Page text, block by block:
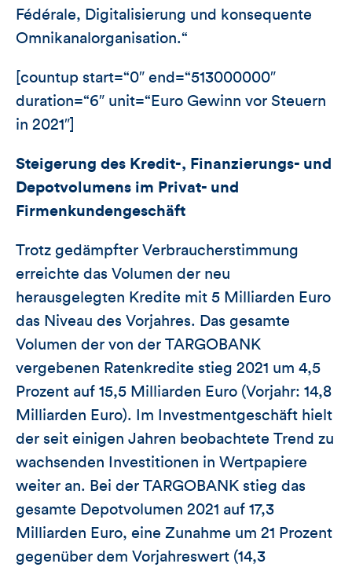
Fédérale, Digitalisierung und konsequente
Omnikanalorganisation.“
[countup start=“0″ end=“513000000″
duration=“6″ unit=“Euro Gewinn vor Steuern
in 2021″]
Steigerung des Kredit-, Finanzierungs- und
Depotvolumens im Privat- und
Firmenkundengeschäft
Trotz gedämpfter Verbraucherstimmung
erreichte das Volumen der neu
herausgelegten Kredite mit 5 Milliarden Euro
das Niveau des Vorjahres. Das gesamte
Volumen der von der TARGOBANK
vergebenen Ratenkredite stieg 2021 um 4,5
Prozent auf 15,5 Milliarden Euro (Vorjahr: 14,8
Milliarden Euro). Im Investmentgeschäft hielt
der seit einigen Jahren beobachtete Trend zu
wachsenden Investitionen in Wertpapiere
weiter an. Bei der TARGOBANK stieg das
gesamte Depotvolumen 2021 auf 17,3
Milliarden Euro, eine Zunahme um 21 Prozent
gegenüber dem Vorjahreswert (14,3